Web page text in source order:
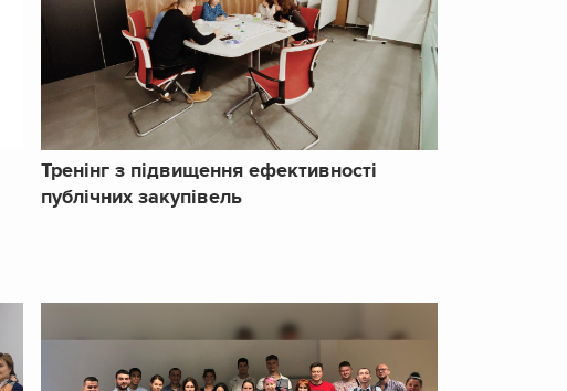
Тренінг з підвищення ефективності
публічних закупівель